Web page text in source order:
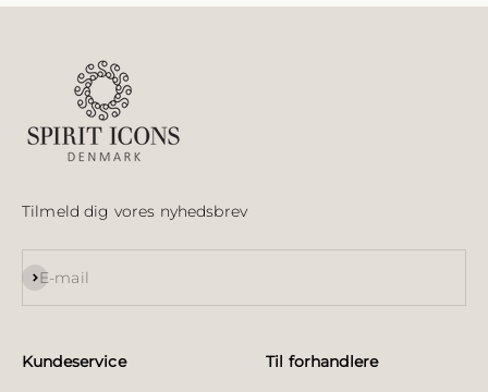
Tilmeld dig vores nyhedsbrev
E-mail
Abonnér
Kundeservice Til forhandlere